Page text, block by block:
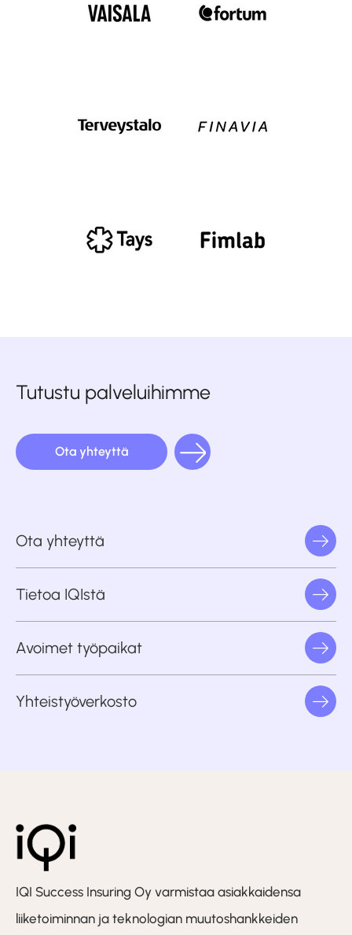
Tutustu palveluihimme
Ota yhteyttä
Ota yhteyttä
Tietoa IQIstä
Avoimet työpaikat
Yhteistyöverkosto
IQI Success Insuring Oy varmistaa asiakkaidensa
liiketoiminnan ja teknologian muutoshankkeiden